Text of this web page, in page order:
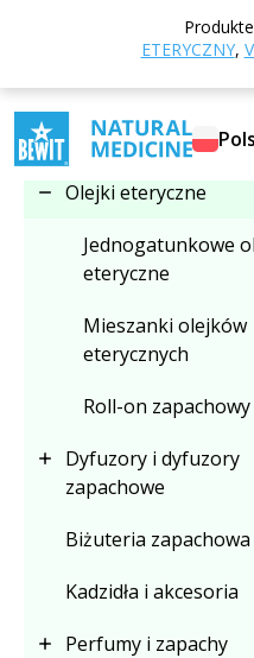
ETERYCZNY,
Wybierz kategorię
Olejki eteryczne
Olejki eteryczne
Jednogatunkowe
eteryczne
Mieszanki olejków
eterycznych
Roll-on zapachowy
Dyfuzory i dyfuzory
zapachowe
Biżuteria zapachowa
Kadzidła i akcesoria
Perfumy i zapachy